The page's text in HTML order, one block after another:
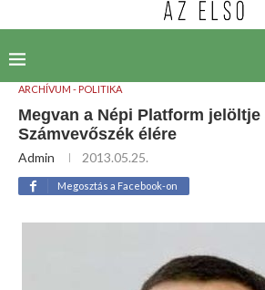
ARCHÍVUM - POLITIKA
Megvan a Népi Platform jelöltje
Számvevőszék élére
Admin 2013.05.25.
Megosztás a Facebook-on